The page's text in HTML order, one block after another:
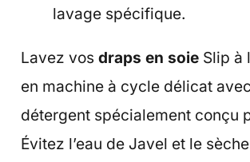
lavage spécifique.
Lavez vos draps en soieSlip à
en machine à cycle délicat
détergent spécialement conçu
Évitez l’eau de Javel et le